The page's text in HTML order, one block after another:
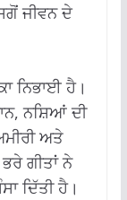
ਜੀਵਨ ਦੇ
ਨਿਭਾਈ ਹੈ।
ਨਸ਼ਿਆਂ ਦੀ
ਅਤੇ
ਗੀਤਾਂ ਨੇ
ਦਿੱਤੀ ਹੈ।